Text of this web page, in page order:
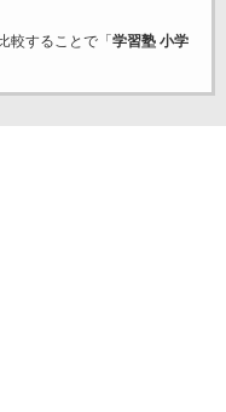
較することで「 学習塾 小学